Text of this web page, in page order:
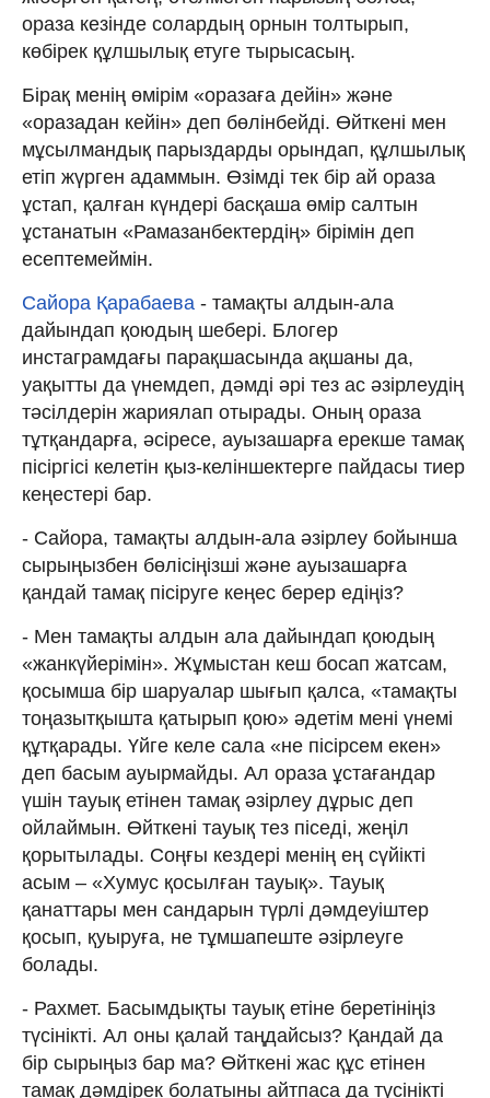
ораза кезінде солардың орнын толтырып,
көбірек құлшылық етуге тырысасың.
Бірақ менің өмірім «оразаға дейін» және
«оразадан кейін» деп бөлінбейді. Өйткені мен
мұсылмандық парыздарды орындап, құлшылық
етіп жүрген адаммын. Өзімді тек бір ай ораза
ұстап, қалған күндері басқаша өмір салтын
ұстанатын «Рамазанбектердің» бірімін деп
есептемеймін.
Сайора Қарабаева - тамақты алдын-ала
дайындап қоюдың шебері. Блогер
инстаграмдағы парақшасында ақшаны да,
уақытты да үнемдеп, дәмді әрі тез ас әзірлеудің
тәсілдерін жариялап отырады. Оның ораза
тұтқандарға, әсіресе, ауызашарға ерекше тамақ
пісіргісі келетін қыз-келіншектерге пайдасы тиер
кеңестері бар.
- Сайора, тамақты алдын-ала әзірлеу бойынша
сырыңызбен бөлісіңізші және ауызашарға
қандай тамақ пісіруге кеңес берер едіңіз?
- Мен тамақты алдын ала дайындап қоюдың
«жанкүйерімін». Жұмыстан кеш босап жатсам,
қосымша бір шаруалар шығып қалса, «тамақты
тоңазытқышта қатырып қою» әдетім мені үнемі
құтқарады. Үйге келе сала «не пісірсем екен»
деп басым ауырмайды. Ал ораза ұстағандар
үшін тауық етінен тамақ әзірлеу дұрыс деп
ойлаймын. Өйткені тауық тез піседі, жеңіл
қорытылады. Соңғы кездері менің ең сүйікті
асым – «Хумус қосылған тауық». Тауық
қанаттары мен сандарын түрлі дәмдеуіштер
қосып, қуыруға, не тұмшапеште әзірлеуге
болады.
- Рахмет. Басымдықты тауық етіне беретініңіз
түсінікті. Ал оны қалай таңдайсыз? Қандай да
бір сырыңыз бар ма? Өйткені жас құс етінен
тамақ дәмдірек болатыны айтпаса да түсінікті